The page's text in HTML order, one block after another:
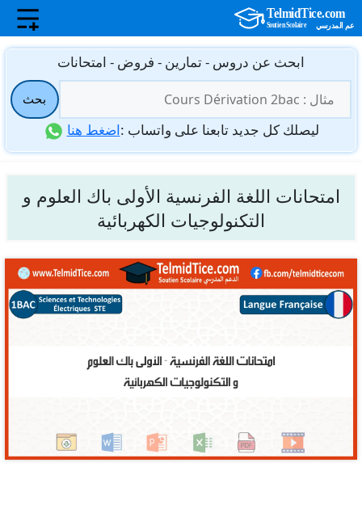
انتقل
المحتوى
ابحث عن دروس - تمارين - فروض - امتحانات
عن:
بحث
ليصلك كل جديد تابعنا على واتساب :اضغط هنا
امتحانات اللغة الفرنسية الأولى باك العلوم و
التكنولوجيات الكهربائية